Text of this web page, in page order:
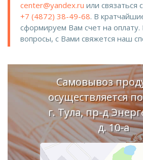
center@yandex.ru или связаться
+7 (4872) 38-49-68. В
сформируем Вам счет на оплату.
вопросы, с Вами свяжется наш
Самовывоз
осуществляется
г. Тула, пр-д
д. 10-а